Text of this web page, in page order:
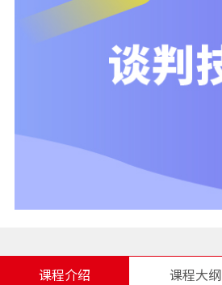
课程介绍 课程大纲